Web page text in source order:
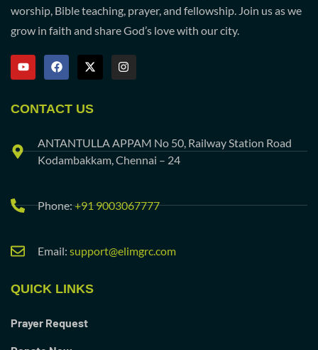
worship, Bible teaching, prayer, and fellowship. Join us as we
grow in faith and share God’s love with our city.
CONTACT US
ANTANTULLA APPAM No 50, Railway Station Road
Kodambakkam, Chennai – 24
Phone:+91 9003067777
Email: support@elimgrc.com
QUICK LINKS
Prayer Request